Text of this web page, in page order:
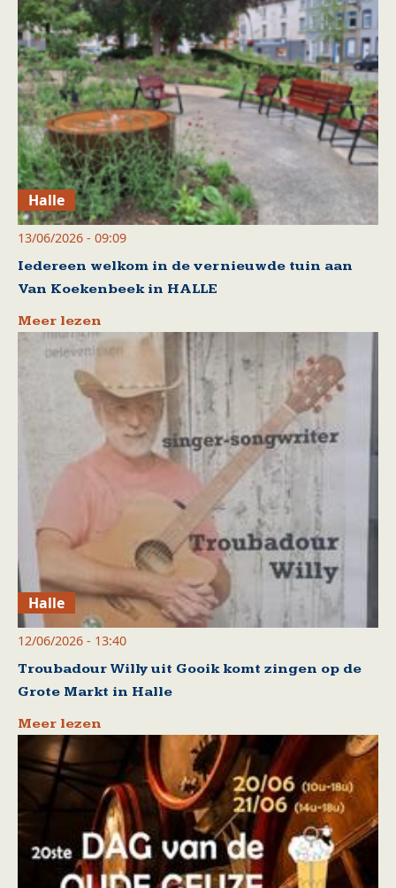
Halle
13/06/2026 - 09:09
Iedereen welkom in de vernieuwde tuin aan
Van Koekenbeek in HALLE
Meer lezen
Halle
12/06/2026 - 13:40
Troubadour Willy uit Gooik komt zingen op de
Grote Markt in Halle
Meer lezen